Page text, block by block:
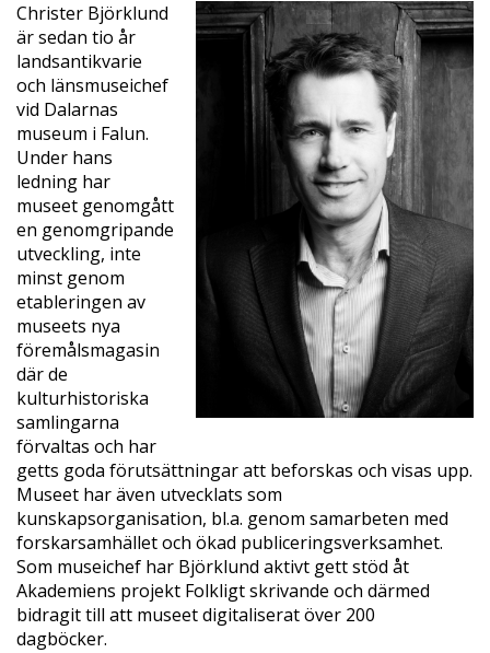
Christer Björklund
är sedan tio år
landsantikvarie
och länsmuseichef
vid Dalarnas
museum i Falun.
Under hans
ledning har
museet genomgått
en genomgripande
utveckling, inte
minst genom
etableringen av
museets nya
föremålsmagasin
där de
kulturhistoriska
samlingarna
förvaltas och har
getts goda förutsättningar att beforskas och visas upp.
Museet har även utvecklats som
kunskapsorganisation, bl.a. genom samarbeten med
forskarsamhället och ökad publiceringsverksamhet.
Som museichef har Björklund aktivt gett stöd åt
Akademiens projekt Folkligt skrivande och därmed
bidragit till att museet digitaliserat över 200
dagböcker.